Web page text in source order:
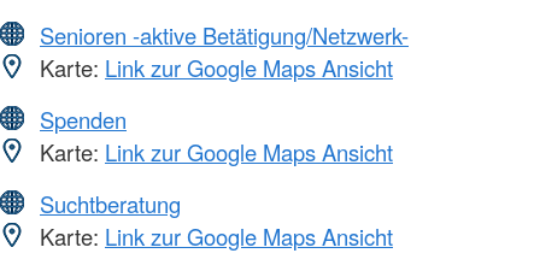
Senioren -aktive Betätigung/Netzwerk-
Karte: Link zur Google Maps Ansicht
Spenden
Karte: Link zur Google Maps Ansicht
Suchtberatung
Karte: Link zur Google Maps Ansicht